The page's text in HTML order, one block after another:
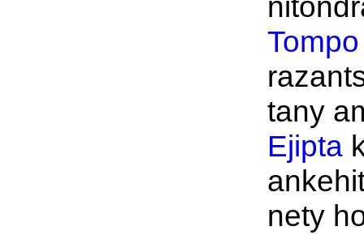
Tompo
tany
Ejipta
nety